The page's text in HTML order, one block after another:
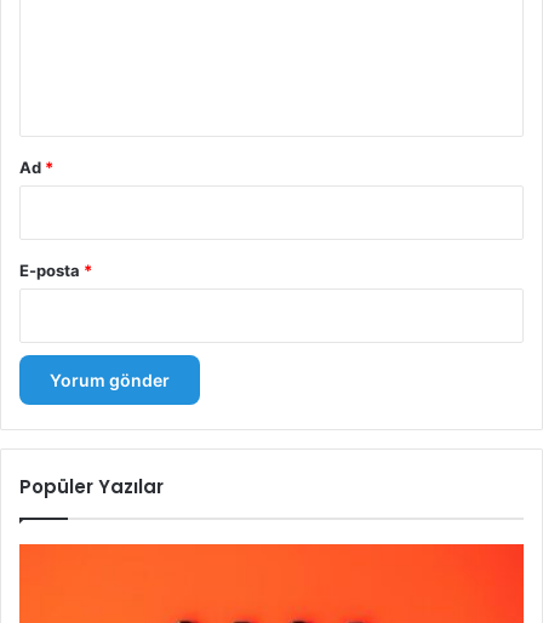
Ad *
E-posta *
Popüler Yazılar